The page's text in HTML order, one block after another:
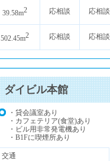
39.58m2 応相談 応相談
502.45m2 応相談 応相談
ダイビル本館
・貸会議室あり
・カフェテリア(食堂)あり
・ビル用非常発電機あり
・B1Fに喫煙所あり
交通